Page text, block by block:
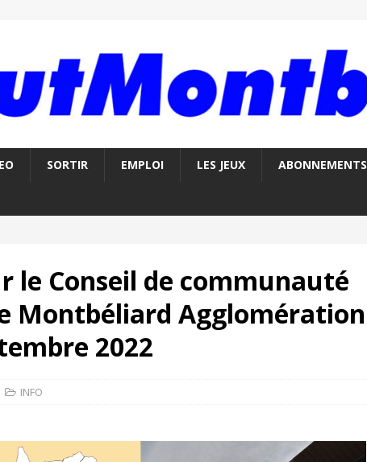
SORTIR EMPLOI LES JEUX ABONNEMENTS
le Conseil de communauté
Montbéliard Agglomération
2022
INFO